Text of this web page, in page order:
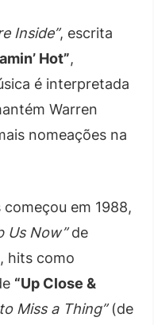
Inside”, escrita
Hot”,
é interpretada
Warren
nomeações na
em 1988,
Us Now”de
hits como
“Up Close &
Miss a Thing”(de